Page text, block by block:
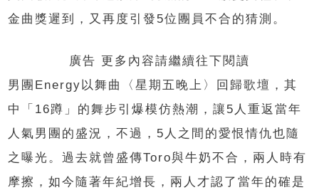
金曲獎遲到，又再度引發5位團員不合的猜測。
廣告 更多內容請繼續往下閱讀
男團Energy以舞曲〈星期五晚上〉回歸歌壇，其
中「16蹲」的舞步引爆模仿熱潮，讓5人重返當年
人氣男團的盛況，不過，5人之間的愛恨情仇也隨
之曝光。過去就曾盛傳Toro與牛奶不合，兩人時有
摩擦，如今隨著年紀增長，兩人才認了當年的確是